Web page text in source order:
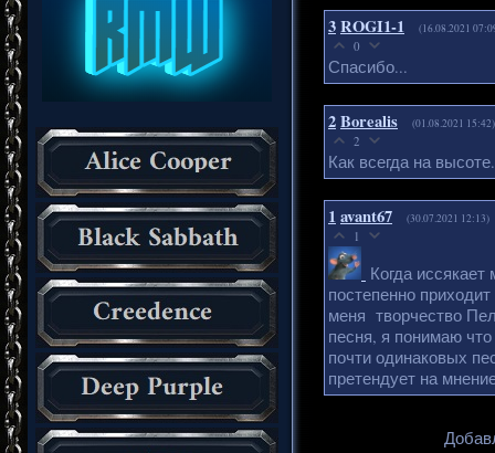
3ROGI1-1 (16.08.2021
0
Спасибо...
2Borealis (01.08.2021 15:42)
2
Как всегда на
1avant67 (30.07.2021 12:13)
1
Когда
постепенно
меня творчество
песня, я понимаю что
почти одинаковых
претендует на